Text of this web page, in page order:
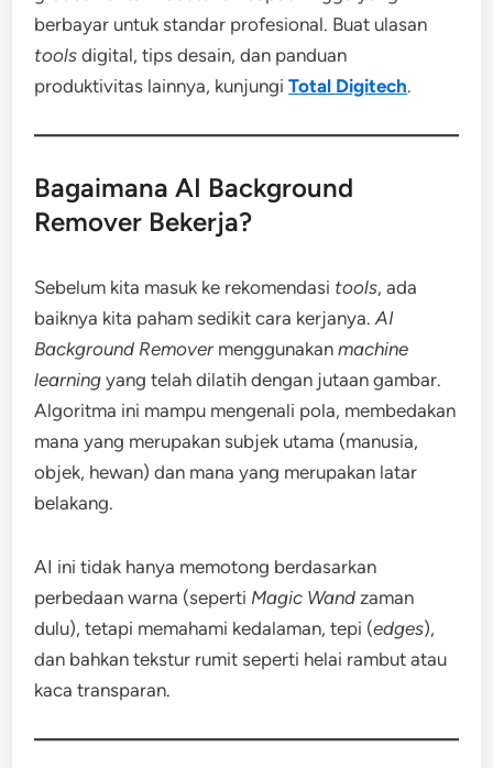
berbayar untuk standar profesional. Buat ulasan
tools digital, tips desain, dan panduan
produktivitas lainnya, kunjungiTotal Digitech.
Bagaimana AI Background
Remover Bekerja?
Sebelum kita masuk ke rekomendasi tools, ada
baiknya kita paham sedikit cara kerjanya.AI
Background Remover menggunakanmachine
learning yang telah dilatih dengan jutaan gambar.
Algoritma ini mampu mengenali pola, membedakan
mana yang merupakan subjek utama (manusia,
objek, hewan) dan mana yang merupakan latar
belakang.
AI ini tidak hanya memotong berdasarkan
perbedaan warna (seperti Magic Wand zaman
dulu), tetapi memahami kedalaman, tepi (edges),
dan bahkan tekstur rumit seperti helai rambut atau
kaca transparan.